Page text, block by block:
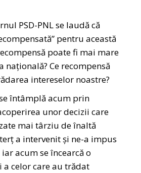
PSD-PNL se laudă că
pentru această
poate fi mai mare
națională? Ce recompensă
intereselor noastre?
întâmplă acum prin
unor decizii care
mai târziu de înaltă
a intervenit și ne-a impus
acum se încearcă o
a celor care au trădat